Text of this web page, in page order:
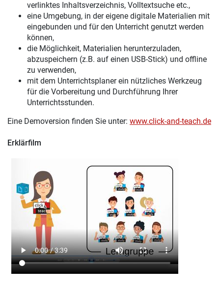
verlinktes Inhaltsverzeichnis, Volltextsuche etc.,
eine Umgebung, in der eigene digitale Materialien mit
eingebunden und für den Unterricht genutzt werden
können,
die Möglichkeit, Materialien herunterzuladen,
abzuspeichern (z.B. auf einen USB-Stick) und offline
zu verwenden,
mit dem Unterrichtsplaner ein nützliches Werkzeug
für die Vorbereitung und Durchführung Ihrer
Unterrichtsstunden.
Eine Demoversion finden Sie unter: www.click-and-teach.de
Erklärfilm